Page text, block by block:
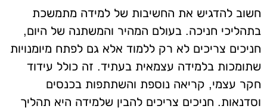
חשוב להדגיש את החשיבות של למידה מתמשכת
בתהליכי חניכה. בעולם המהיר והמשתנה של היום,
חניכים צריכים לא רק ללמוד אלא גם לפתח מיומנויות
שתומכות בלמידה עצמאית בעתיד. זה כולל עידוד
חקר עצמי, קריאה נוספת והשתתפות בכנסים
וסדנאות. חניכים צריכים להבין שלמידה היא תהליך